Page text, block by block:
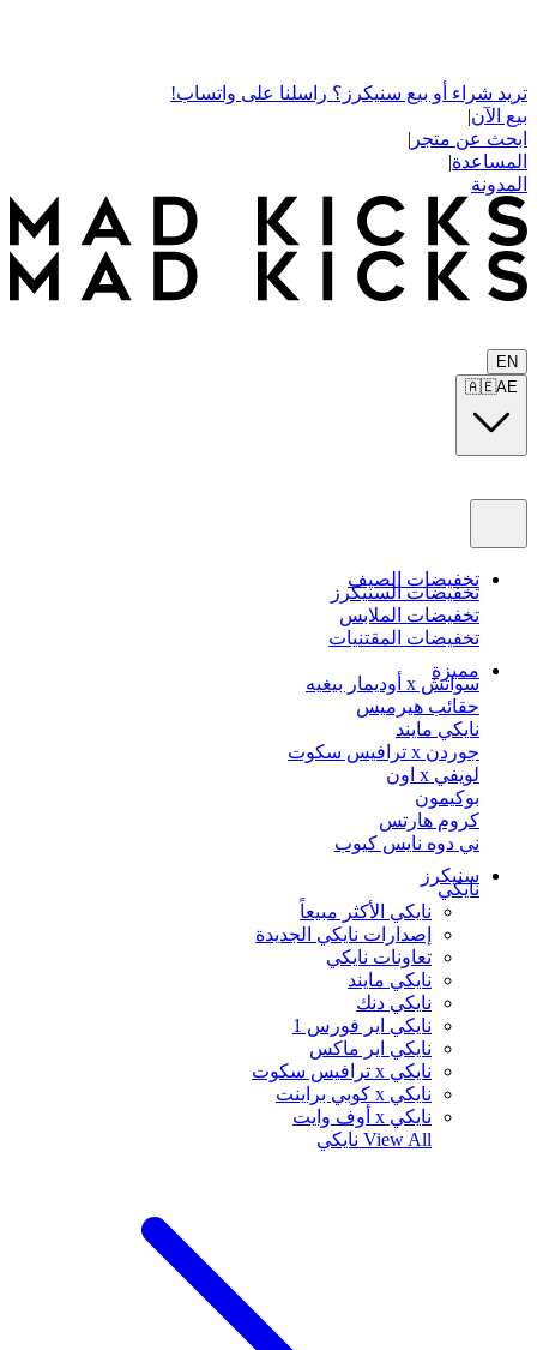
تريد شراء أو بيع سنيكرز؟ راسلنا على واتساب!
بيع الآن|
ابحث عن متجر |
المساعدة|
المدونة
EN
🇦🇪AE
تخفيضات الصيف
تخفيضات السنيكرز
تخفيضات الملابس
تخفيضات المقتنيات
مميزة
سواتش x أوديمار بيغيه
حقائب هيرميس
نايكي مايند
جوردن x ترافيس سكوت
لويفي x اون
بوكيمون
كروم هارتس
ني دوه نايس كيوب
سنيكرز
نايكي
نايكي الأكثر مبيعاً
إصدارات نايكي الجديدة
تعاونات نايكي
نايكي مايند
نايكي دنك
نايكي اير فورس 1
نايكي اير ماكس
نايكي x ترافيس سكوت
نايكي x كوبي براينت
نايكي x أوف وايت
View All نايكي